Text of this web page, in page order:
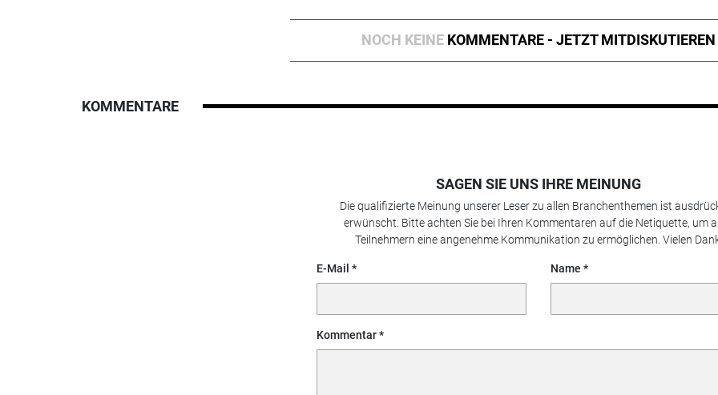
NOCH KEINE KOMMENTARE - JETZT MITDISKUTIEREN
KOMMENTARE
SAGEN SIE UNS IHRE MEINUNG
Die qualifizierte Meinung unserer Leser zu allen Branchenthemen ist
erwünscht. Bitte achten Sie bei Ihren Kommentaren auf die Netiquette, um
Teilnehmern eine angenehme Kommunikation zu ermöglichen. Vielen
E-Mail Name
Kommentar